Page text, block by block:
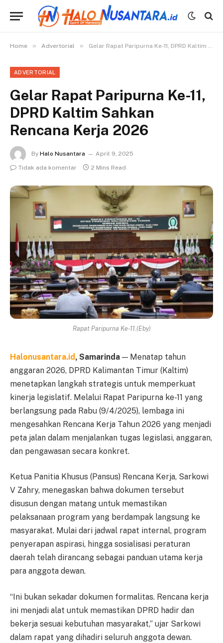
Home » Advertorial » Gelar Rapat Paripurna Ke-11, DPRD Kaltim Sahkan Rencana Kerja 2026
ADVERTORIAL
Gelar Rapat Paripurna Ke-11,
DPRD Kaltim Sahkan
Rencana Kerja 2026
By Halo Nusantara
April 9, 2025
Tidak ada komentar
2 Mins Read
Rapat Paripurna Ke-11.(Eby)
Halonusantara.id, Samarinda — Menatap tahun
anggaran 2026, DPRD Kalimantan Timur (Kaltim)
menetapkan langkah strategis untuk memperkuat
kinerja legislatif. Melalui Rapat Paripurna ke-11 yang
berlangsung pada Rabu (9/4/2025), lembaga ini
mengesahkan Rencana Kerja Tahun 2026 yang menjadi
peta jalan dalam menjalankan tugas legislasi, anggaran,
dan pengawasan secara konkret.
Ketua Panitia Khusus (Pansus) Rencana Kerja, Sarkowi
V Zahry, menegaskan bahwa dokumen tersebut
disusun dengan matang untuk memastikan
pelaksanaan program yang berdampak langsung ke
masyarakat. Mulai dari jadwal rapat internal, program
penyerapan aspirasi, hingga sosialisasi peraturan
daerah telah dirancang sebagai panduan utama kerja
para anggota dewan.
“Ini bukan sekadar dokumen formalitas. Rencana kerja
ini menjadi alat untuk memastikan DPRD hadir dan
bekerja sesuai kebutuhan masyarakat,” ujar Sarkowi
dalam rapat yang dihadiri seluruh anggota dewan.